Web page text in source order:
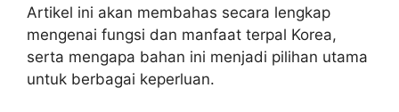
Artikel ini akan membahas secara lengkap
mengenai fungsi dan manfaat terpal Korea,
serta mengapa bahan ini menjadi pilihan utama
untuk berbagai keperluan.